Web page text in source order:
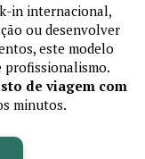
in internacional,
ou desenvolver
este modelo
profissionalismo.
de viagem com
minutos.